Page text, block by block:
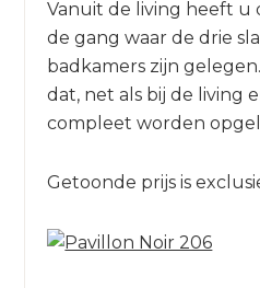
Vanuit de living heeft
de gang waar de drie
badkamers zijn
dat, net als bij de living
compleet worden
Getoonde prijs is